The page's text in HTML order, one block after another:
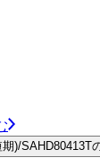
)/SAHD80413T